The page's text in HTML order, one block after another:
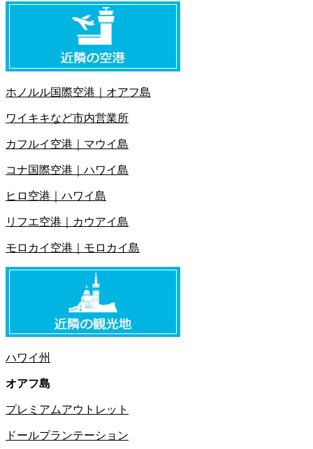
ホノルル国際空港｜オアフ島
ワイキキなど市内営業所
カフルイ空港｜マウイ島
コナ国際空港｜ハワイ島
ヒロ空港｜ハワイ島
リフエ空港｜カウアイ島
モロカイ空港｜モロカイ島
ハワイ州
オアフ島
プレミアムアウトレット
ドールプランテーション